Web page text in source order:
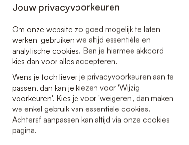
TOE
AAN
VERLANGLIJST
Jouw privacyvoorkeuren
Om onze website zo goed mogelijk te laten
werken, gebruiken we altijd essentiële en
analytische cookies. Ben je hiermee akkoord
kies dan voor alles accepteren.
Wens je toch liever je privacyvoorkeuren aan te
passen, dan kan je kiezen voor 'Wijzig
voorkeuren'. Kies je voor 'weigeren', dan maken
we enkel gebruik van essentiële cookies.
Achteraf aanpassen kan altijd via onze cookies
pagina.